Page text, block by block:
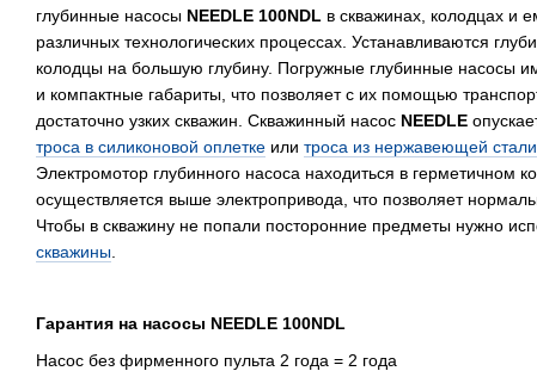
глубинные насосы NEEDLE 100NDL в скважинах, колодцах и
различных технологических процессах. Устанавливаются
колодцы на большую глубину. Погружные глубинные насосы
и компактные габариты, что позволяет с их помощью
достаточно узких скважин. Скважинный насос NEEDLE
троса в силиконовой оплетке или троса из нержавеющей стали
Электромотор глубинного насоса находиться в герметичном
осуществляется выше электропривода, что позволяет
Чтобы в скважину не попали посторонние предметы нужно
скважины
Гарантия на насосы NEEDLE 100NDL
Насос без фирменного пульта 2 года = 2 года